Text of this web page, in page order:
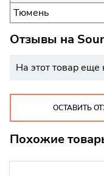
Тюмень
Отзывы на
На этот товар еще
ОСТАВИТЬ
Похожие